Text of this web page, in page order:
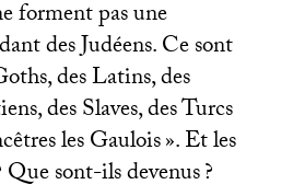
forment pas une
des Judéens. Ce sont
des Latins, des
des Slaves, des Turcs
les Gaulois». Et les
Que sont-ils devenus?